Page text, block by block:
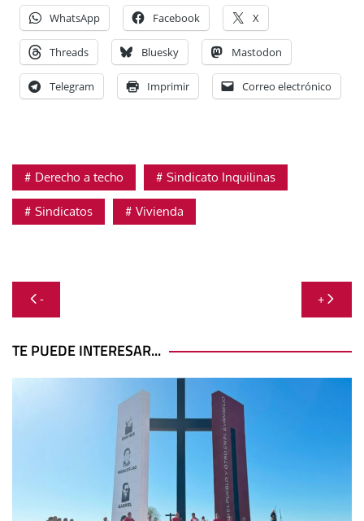
WhatsApp Facebook X
Threads Bluesky Mastodon
Telegram Imprimir Correo electrónico
Derecho a techo Sindicato Inquilinas
Sindicatos Vivienda
Navegación
de
entradas
- +
TE PUEDE INTERESAR...